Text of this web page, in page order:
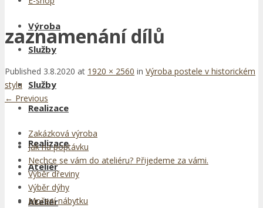
Služby
Realizace
Ateliér
Výroba
Služby
Realizace
Ateliér
zaznamenání dílů
Published 3.8.2020 at 1920 × 2560 in Výroba postele v historickém
stylu
← Previous
Zakázková výroba
Jak na poptávku
Nechce se vám do ateliéru? Přijedeme za vámi.
Výběr dřeviny
Výběr dýhy
Moření nábytku